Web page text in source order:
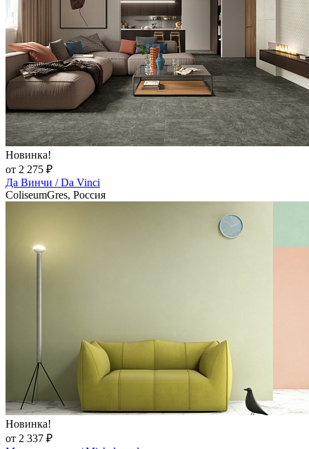
Новинка!
от 2 275 ₽
Да Винчи / Da Vinci
ColiseumGres, Россия
Новинка!
от 2 337 ₽